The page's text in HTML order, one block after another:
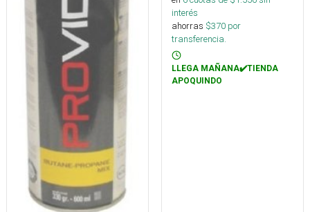
interés
ahorras $370 por
transferencia.
LLEGA MAÑANA✔️TIENDA
APOQUINDO